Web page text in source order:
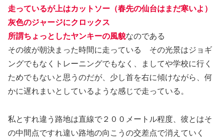
走っているが上はカットソー（春先の仙台はまだ寒いよ）
灰色のジャージにクロックス
所謂ちょっとしたヤンキーの風貌なのである
その彼が朝決まった時間に走っている その光景はジョギ
ングでもなくトレーニングでもなく、ましてや学校に行く
ためでもないと思うのだが、少し首を右に傾けながら、何
かに遅れまいとしているような感じで走っている。
私とすれ違う路地は直線で２００メートル程度、彼とはそ
の中間点ですれ違い路地の向こうの交差点で消えていく